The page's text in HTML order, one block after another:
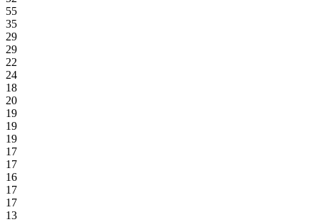
55
35
29
29
22
24
18
20
19
19
19
17
17
16
17
17
13